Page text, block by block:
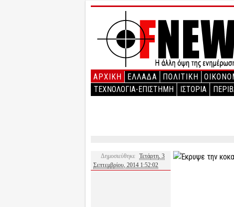
ΑΡΧΙΚΉ ΕΛΛΑΔΑ ΠΟΛΙΤΙΚΗ
ΤΕΧΝΟΛΟΓΙΑ-ΕΠΙΣΤΗΜΗ
ΙΣΤΟΡΙΑ
Δημοσιεύθηκε Τετάρτη, 3
Σεπτεμβρίου, 2014 1:52:02